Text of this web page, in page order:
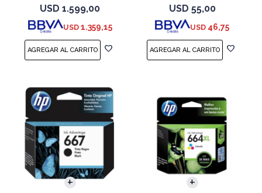
RTX 4050
USD 1.599,00
USD 1.359,15
USD 55,00
USD 46,75